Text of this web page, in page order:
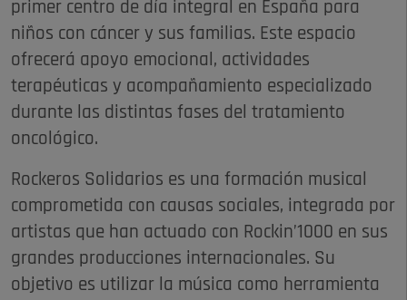
primer centro de día integral en España para
niños con cáncer y sus familias. Este espacio
ofrecerá apoyo emocional, actividades
terapéuticas y acompañamiento especializado
durante las distintas fases del tratamiento
oncológico.
Rockeros Solidarios es una formación musical
comprometida con causas sociales, integrada por
artistas que han actuado con Rockin’1000 en sus
grandes producciones internacionales. Su
objetivo es utilizar la música como herramienta